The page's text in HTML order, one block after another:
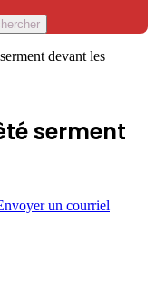
devant les
serment
un courriel